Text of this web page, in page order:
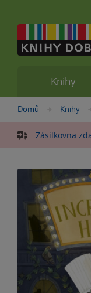
Nacházíte
zde:
Domů »
Knihy
Zásilkovna
Knihy